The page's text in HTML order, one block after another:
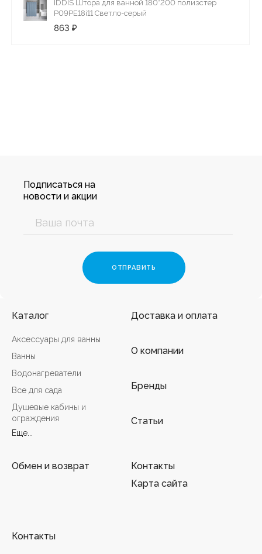
IDDIS Штора для ванной 180*200 полиэстер
P09PE18i11 Светло-серый
863 ₽
Подписаться на
новости и акции
Каталог
Аксессуары для ванны
Ванны
Водонагреватели
Все для сада
Душевые кабины и
ограждения
Еще...
Доставка и оплата
О компании
Бренды
Статьи
Обмен и возврат
Контакты
Карта сайта
Контакты